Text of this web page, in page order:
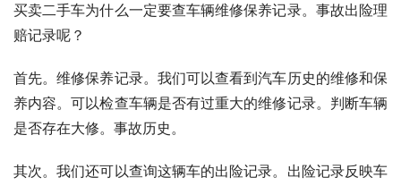
买卖二手车为什么一定要查车辆维修保养记录。事故出险理
赔记录呢？
首先。维修保养记录。我们可以查看到汽车历史的维修和保
养内容。可以检查车辆是否有过重大的维修记录。判断车辆
是否存在大修。事故历史。
其次。我们还可以查询这辆车的出险记录。出险记录反映车